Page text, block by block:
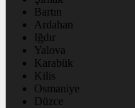
Bartın
Ardahan
Iğdır
Yalova
Karabük
Kilis
Osmaniye
Düzce